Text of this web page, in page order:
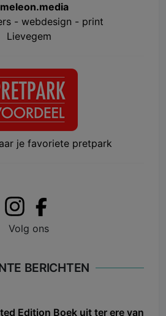
- webdesign - print
Lievegem
je favoriete pretpark
Volg ons
BERICHTEN
Edition Boek uit ter ere van